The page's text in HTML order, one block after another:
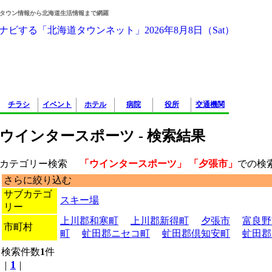
ウン情報から北海道生活情報まで網羅
チラシ イベント ホテル 病院 役所 交通機関
ウインタースポーツ - 検索結果
カテゴリー検索 「ウインタースポーツ」 「夕張市」 での
さらに絞り込む
サブカテゴ
リー
スキー場
市町村
上川郡和寒町 上川郡新得町 夕張市
富良
町
虻田郡ニセコ町 虻田郡倶知安町
虻田
検索件数1件
1